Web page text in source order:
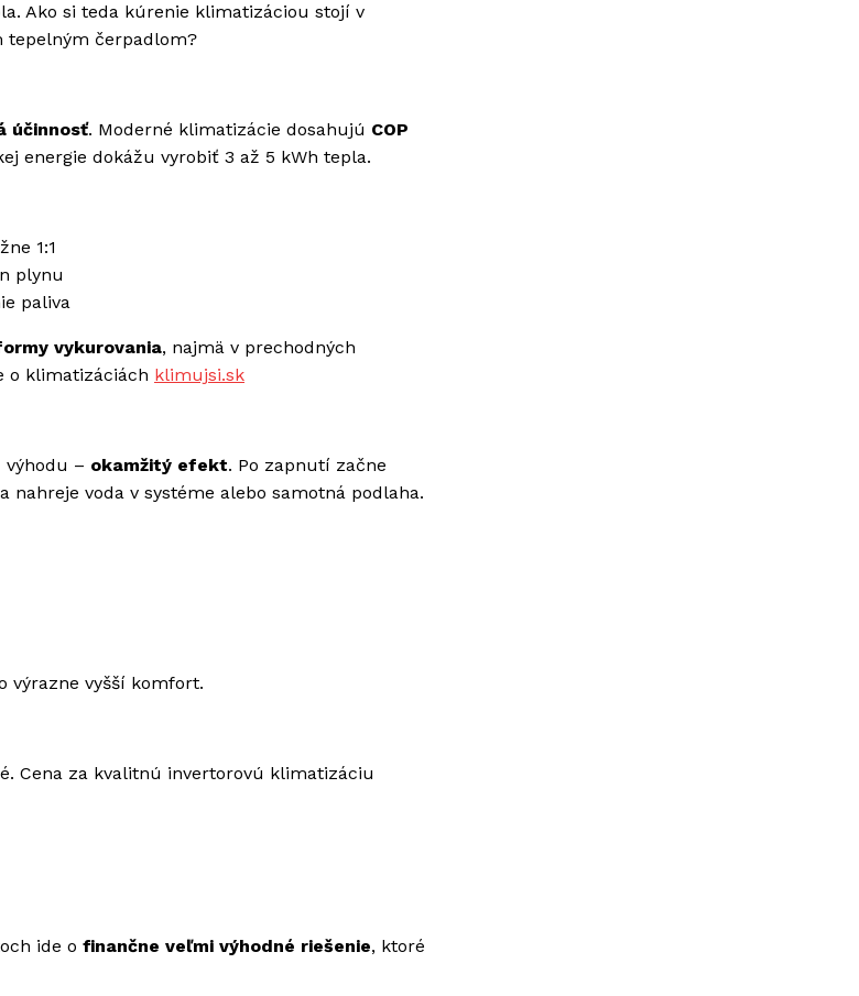
Ako si teda kúrenie klimatizáciou stojí v
tepelným čerpadlom?
účinnosť. Moderné klimatizácie dosahujú COP
energie dokážu vyrobiť 3 až 5 kWh tepla.
1:1
plynu
paliva
vykurovania, najmä v prechodných
o klimatizáciách klimujsi.sk
– okamžitý efekt. Po zapnutí začne
voda v systéme alebo samotná podlaha.
výrazne vyšší komfort.
Cena za kvalitnú invertorovú klimatizáciu
ide o finančne veľmi výhodné riešenie, ktoré